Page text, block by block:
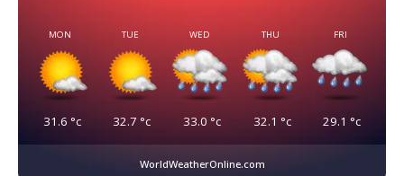
MON
31.6 °c
TUE
32.7 °c
WED
33.0 °c
THU
32.1 °c
FRI
29.1 °c
WorldWeatherOnline.com